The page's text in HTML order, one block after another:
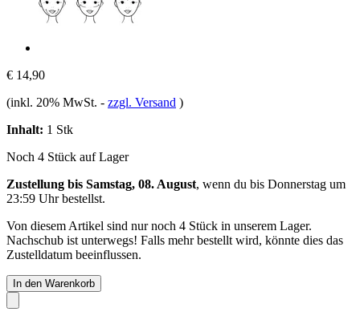
€ 14,90
(inkl. 20% MwSt. - zzgl. Versand )
Inhalt: 1 Stk
Noch 4 Stück auf Lager
Zustellung bis Samstag, 08. August, wenn du bis Donnerstag um
23:59 Uhrbestellst.
Von diesem Artikel sind nur noch 4 Stück in unserem Lager.
Nachschub ist unterwegs! Falls mehr bestellt wird, könnte dies das
Zustelldatum beeinflussen.
In den Warenkorb